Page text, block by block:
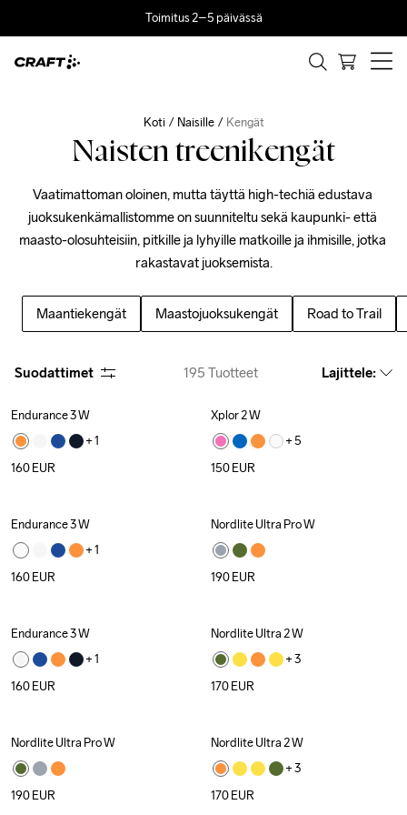
Toimitus 2–5 päivässä
Koti Naisille Kengät
Naisten treenikengät
Vaatimattoman oloinen, mutta täyttä high-techiä edustava
juoksukenkämallistomme on suunniteltu sekä kaupunki- että
maasto-olosuhteisiin, pitkille ja lyhyille matkoille ja ihmisille, jotka
rakastavat juoksemista.
Maantiekengät Maastojuoksukengät Road to Trail
Suodattimet 195 Tuotteet Lajittele:
Endurance 3 W
+ 1
160EUR
Xplor 2 W
+ 5
150EUR
Endurance 3 W
+ 1
160EUR
Nordlite Ultra Pro W
190EUR
Endurance 3 W
+ 1
160EUR
Nordlite Ultra 2 W
+ 3
170EUR
Nordlite Ultra Pro W
190EUR
Nordlite Ultra 2 W
+ 3
170EUR